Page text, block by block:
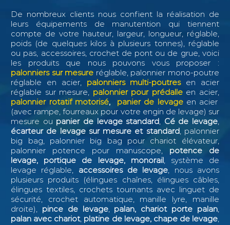
De nombreux clients nous confient la réalisation de
leurs équipements de manutention qui tiennent
compte de votre hauteur, largeur, longueur, réglable,
poids (de quelques kilos à plusieurs tonnes), réglable
ou pas, accessoires, crochet de pont ou de grue, voici
les produits que nous pouvons vous proposer :
palonniers sur mesure réglable, palonnier mono-poutre
réglable en acier,palonniers multi-poutres en acier
réglable sur mesure, palonnier pour prédalle en acier,
palonnier rotatif motorisé, panier de levage en acier
(avec rampe, fourreaux pour votre engin de levage) sur
mesure ou panier de levage standard, Cé de levage,
écarteur de levage sur mesure et standard, palonnier
big bag, palonnier big bag pour chariot élévateur,
palonnier potence pour manuscope, potence de
levage, portique de levage, monorail, système de
levage réglable, accessoires de levage, nous avons
plusieurs produits (élingues chaînes, élingues câbles,
élingues textiles, crochets tournants avec linguet de
sécurité, crochet automatique, manille lyre, manille
droite), pince de levage, palan, chariot porte palan,
palan avec chariot, platine de levage, chape de levage,